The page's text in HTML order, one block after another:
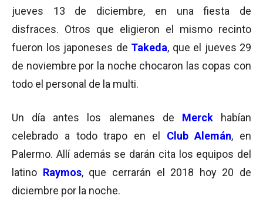
jueves 13 de diciembre, en una fiesta de
disfraces. Otros que eligieron el mismo recinto
fueron los japoneses de Takeda, que el jueves 29
de noviembre por la noche chocaron las copas con
todo el personal de la multi.
Un día antes los alemanes de Merckhabían
celebrado a todo trapo en el Club Alemán, en
Palermo. Allí además se darán cita los equipos del
latino Raymos, que cerrarán el 2018 hoy 20 de
diciembre por la noche.